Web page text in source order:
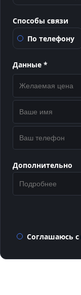
Способы связи
По телефону
Данные *
Дополнительно
Соглашаюсь с